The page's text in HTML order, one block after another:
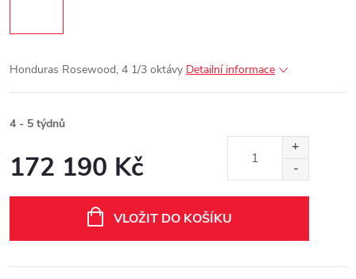
Honduras Rosewood, 4 1/3 oktávy Detailní informace
4 - 5 týdnů
172 190 Kč
VLOŽIT DO KOŠÍKU